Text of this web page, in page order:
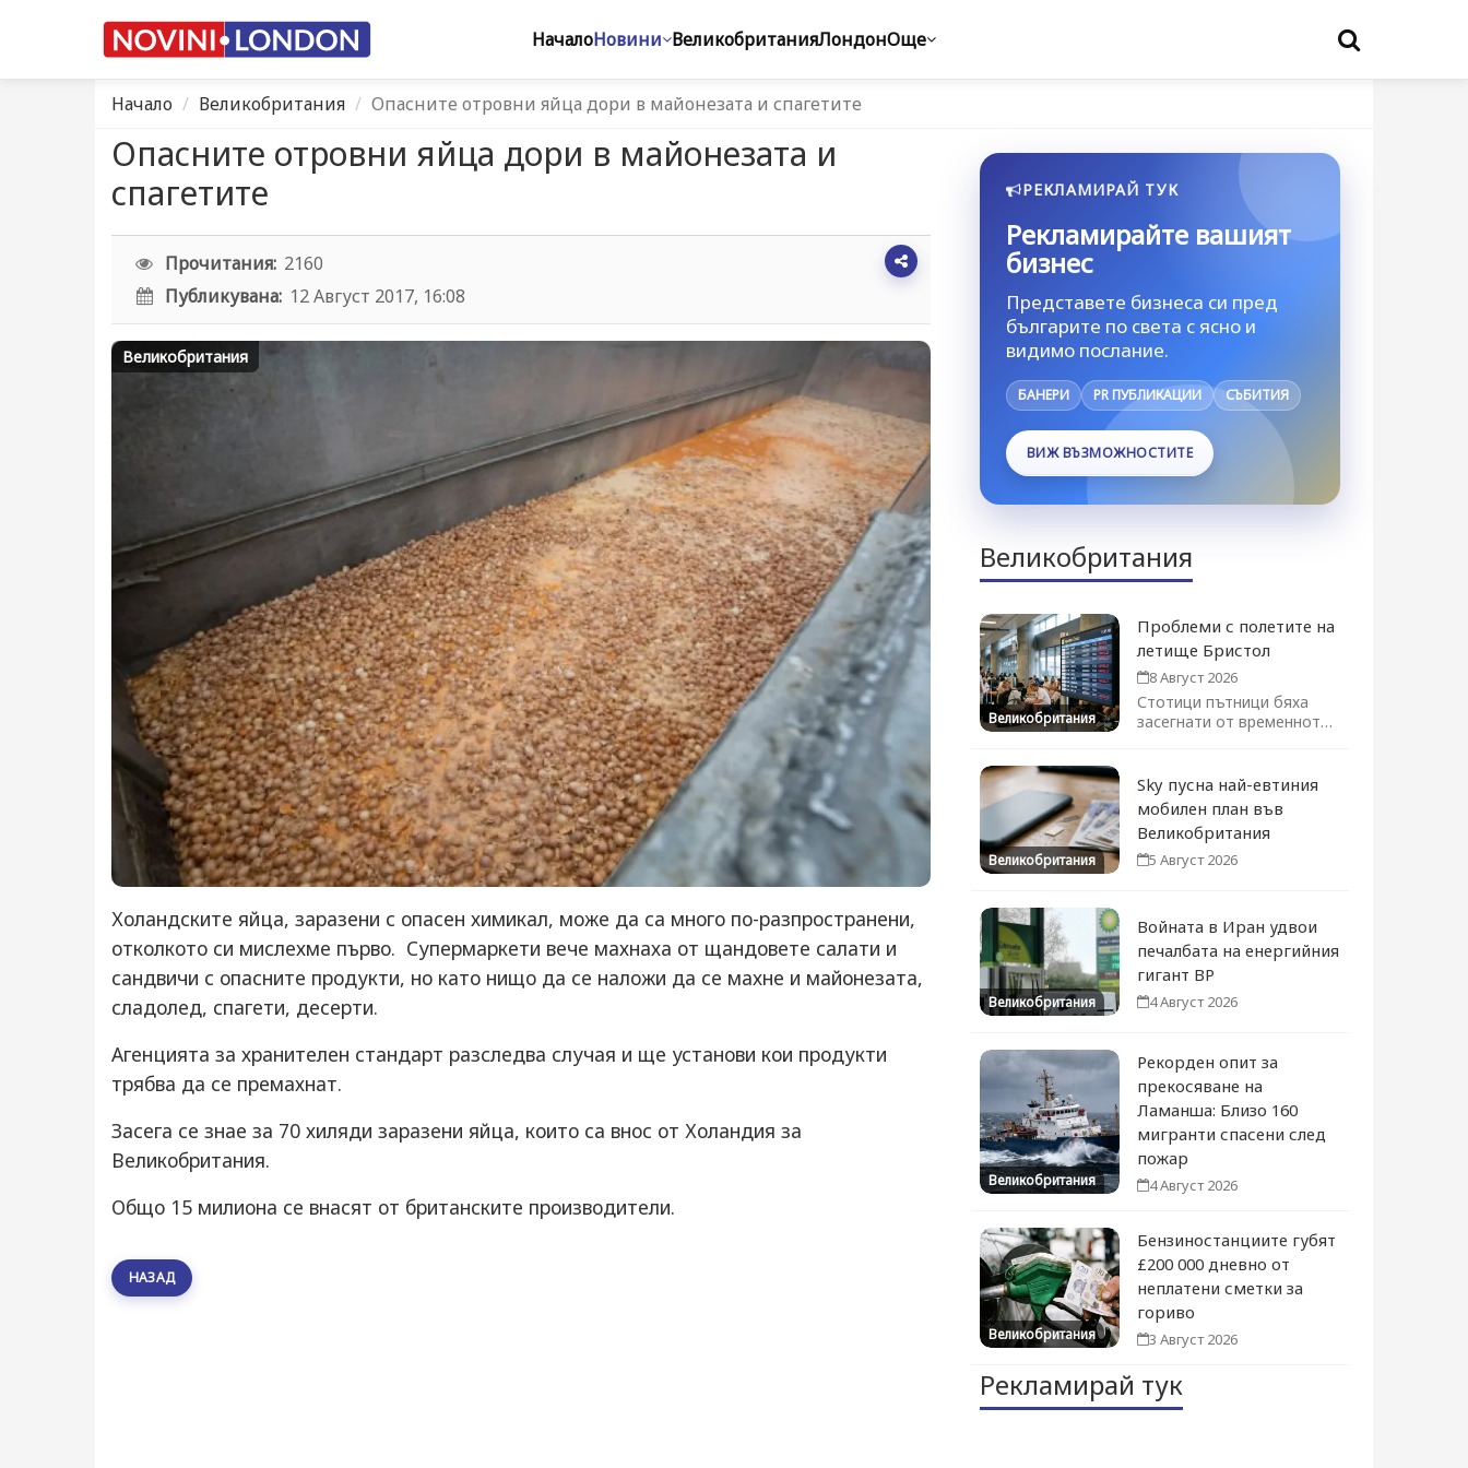
НачалоНовини ВеликобританияЛондонОще
Начало Великобритания Опасните отровни яйца дори в майонезата и спагетите
Опасните отровни яйца дори в майонезата и
спагетите
Прочитания: 2160
Публикувана: 12 Август 2017, 16:08
Великобритания
Холандските яйца, заразени с опасен химикал, може да са много по-разпространени,
отколкото си мислехме първо. Супермаркети вече махнаха от щандовете салати и
сандвичи с опасните продукти, но като нищо да се наложи да се махне и майонезата,
сладолед, спагети, десерти.
Агенцията за хранителен стандарт разследва случая и ще установи кои продукти
трябва да се премахнат.
Засега се знае за 70 хиляди заразени яйца, които са внос от Холандия за
Великобритания.
Общо 15 милиона се внасят от британските производители.
НАЗАД
РЕКЛАМИРАЙ ТУК
Рекламирайте вашият
бизнес
Представете бизнеса си пред
българите по света с ясно и
видимо послание.
БАНЕРИ PR ПУБЛИКАЦИИ СЪБИТИЯ
ВИЖ ВЪЗМОЖНОСТИТЕ
Великобритания
Великобритания
Проблеми с полетите на
летище Бристол
8 Август 2026
Стотици пътници бяха
засегнати от временното
възстановява...
Великобритания
Sky пусна най-евтиния
мобилен план във
Великобритания
5 Август 2026
Великобритания
Войната в Иран удвои
печалбата на енергийния
гигант BP
4 Август 2026
Великобритания
Рекорден опит за
прекосяване на
Ламанша: Близо 160
мигранти спасени след
пожар
4 Август 2026
Великобритания
Бензиностанциите губят
£200 000 дневно от
неплатени сметки за
гориво
3 Август 2026
Рекламирай тук